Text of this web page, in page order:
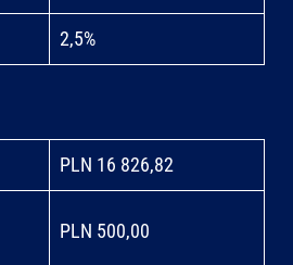
2,5%
PLN 16 826,82
PLN 500,00